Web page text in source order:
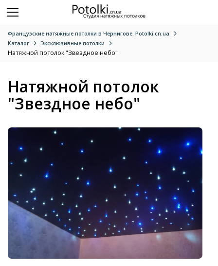
Французские натяжные потолки в Чернигове. Potolki.cn.ua
Каталог
Эксклюзивные потолки
Натяжной потолок "Звездное небо"
Натяжной потолок
"Звездное небо"